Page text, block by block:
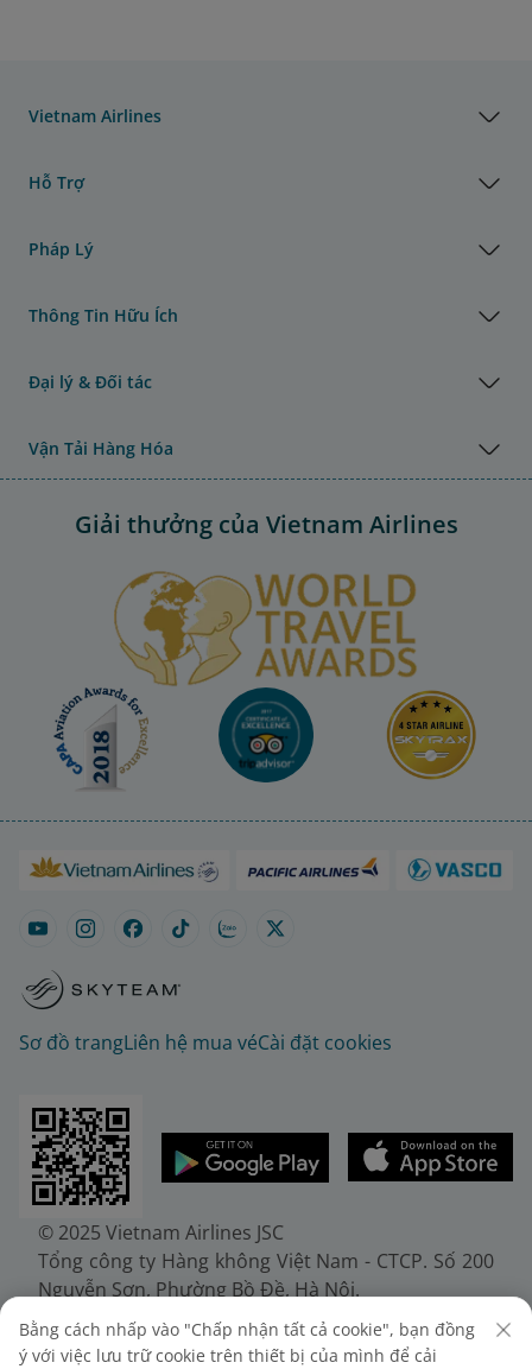
Vietnam Airlines
Hỗ Trợ
Pháp Lý
Thông Tin Hữu Ích
Đại lý & Đối tác
Vận Tải Hàng Hóa
Giải thưởng của Vietnam Airlines
Sơ đồ trangLiên hệ mua véCài đặt cookies
© 2025 Vietnam Airlines JSC
Tổng công ty Hàng không Việt Nam - CTCP. Số 200
Nguyễn Sơn, Phường Bồ Đề, Hà Nội.
Điện thoại: (+84-24) 38272289. Fax: (+84-24)
38722375
Bằng cách nhấp vào "Chấp nhận tất cả cookie", bạn đồng
ý với việc lưu trữ cookie trên thiết bị của mình để cải